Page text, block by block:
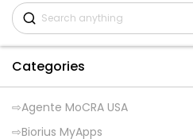
Categories
Agente MoCRA USA
Biorius MyApps